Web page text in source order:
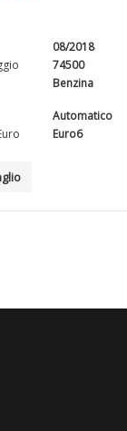
08/2018
74500
Benzina
Automatico
Euro6